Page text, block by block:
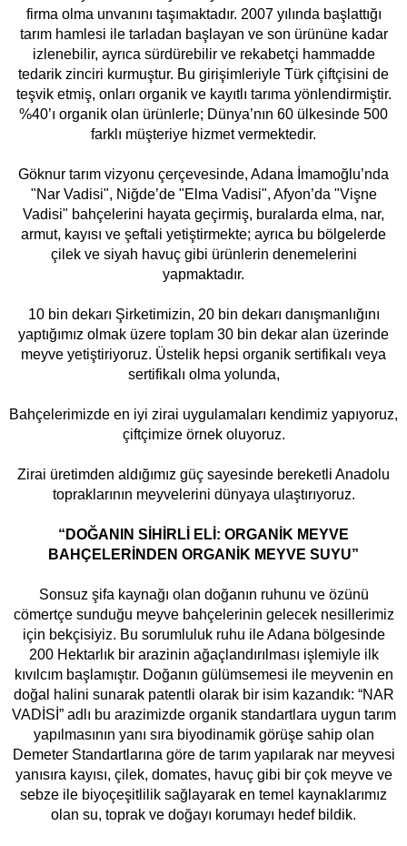
firma olma unvanını taşımaktadır. 2007 yılında başlattığı
tarım hamlesi ile tarladan başlayan ve son ürününe kadar
izlenebilir, ayrıca sürdürebilir ve rekabetçi hammadde
tedarik zinciri kurmuştur. Bu girişimleriyle Türk çiftçisini de
teşvik etmiş, onları organik ve kayıtlı tarıma yönlendirmiştir.
%40’ı organik olan ürünlerle; Dünya’nın 60 ülkesinde 500
farklı müşteriye hizmet vermektedir.
Göknur tarım vizyonu çerçevesinde, Adana İmamoğlu’nda
"Nar Vadisi", Niğde’de "Elma Vadisi", Afyon’da "Vişne
Vadisi" bahçelerini hayata geçirmiş, buralarda elma, nar,
armut, kayısı ve şeftali yetiştirmekte; ayrıca bu bölgelerde
çilek ve siyah havuç gibi ürünlerin denemelerini
yapmaktadır.
10 bin dekarı Şirketimizin, 20 bin dekarı danışmanlığını
yaptığımız olmak üzere toplam 30 bin dekar alan üzerinde
meyve yetiştiriyoruz. Üstelik hepsi organik sertifikalı veya
sertifikalı olma yolunda,
Bahçelerimizde en iyi zirai uygulamaları kendimiz yapıyoruz,
çiftçimize örnek oluyoruz.
Zirai üretimden aldığımız güç sayesinde bereketli Anadolu
topraklarının meyvelerini dünyaya ulaştırıyoruz.
“DOĞANIN SİHİRLİ ELİ: ORGANİK MEYVE
BAHÇELERİNDEN ORGANİK MEYVE SUYU”
Sonsuz şifa kaynağı olan doğanın ruhunu ve özünü
cömertçe sunduğu meyve bahçelerinin gelecek nesillerimiz
için bekçisiyiz. Bu sorumluluk ruhu ile Adana bölgesinde
200 Hektarlık bir arazinin ağaçlandırılması işlemiyle ilk
kıvılcım başlamıştır. Doğanın gülümsemesi ile meyvenin en
doğal halini sunarak patentli olarak bir isim kazandık: “NAR
VADİSİ” adlı bu arazimizde organik standartlara uygun tarım
yapılmasının yanı sıra biyodinamik görüşe sahip olan
Demeter Standartlarına göre de tarım yapılarak nar meyvesi
yanısıra kayısı, çilek, domates, havuç gibi bir çok meyve ve
sebze ile biyoçeşitlilik sağlayarak en temel kaynaklarımız
olan su, toprak ve doğayı korumayı hedef bildik.